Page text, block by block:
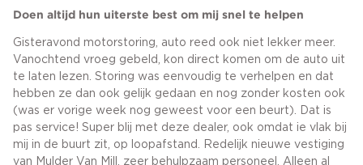
Doen altijd hun uiterste best om mij snel te helpen
Gisteravond motorstoring, auto reed ook niet lekker meer.
Vanochtend vroeg gebeld, kon direct komen om de auto uit
te laten lezen. Storing was eenvoudig te verhelpen en dat
hebben ze dan ook gelijk gedaan en nog zonder kosten ook
(was er vorige week nog geweest voor een beurt). Dat is
pas service! Super blij met deze dealer, ook omdat ie vlak bij
mij in de buurt zit, op loopafstand. Redelijk nieuwe vestiging
van Mulder Van Mill, zeer behulpzaam personeel. Alleen al